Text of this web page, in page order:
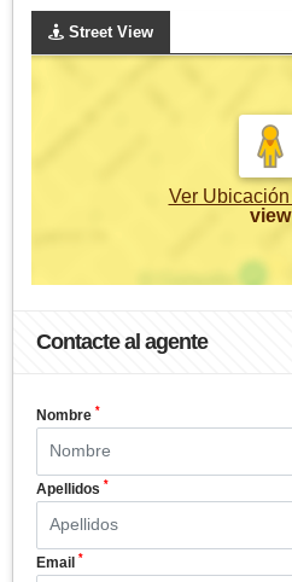
Street View
Ver Ubicación
view
Contacte al agente
Nombre *
Apellidos *
Email *